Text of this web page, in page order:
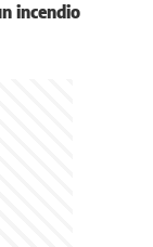
incendio